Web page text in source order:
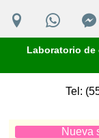
Laboratorio de
Tel:
Nueva